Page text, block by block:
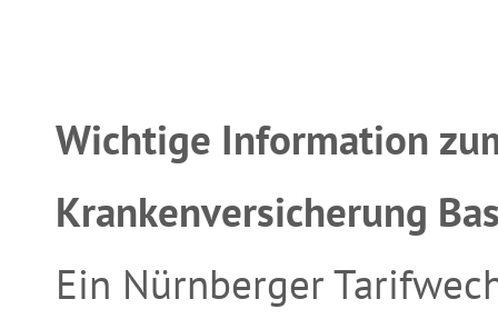
Wichtige Information
Krankenversicherung
Ein Nürnberger